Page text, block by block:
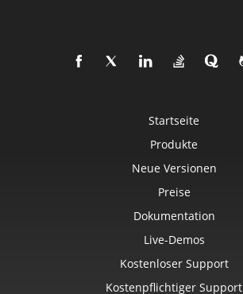
Startseite
Produkte
Neue Versionen
Preise
Dokumentation
Live-Demos
Kostenloser Support
Kostenpflichtiger Support